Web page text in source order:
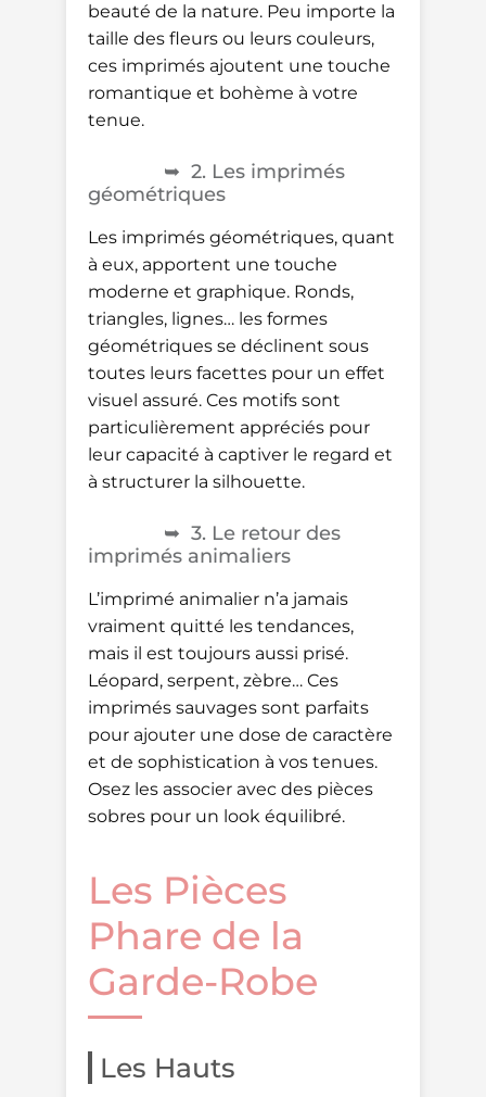
beauté de la nature. Peu importe la
taille des fleurs ou leurs couleurs,
ces imprimés ajoutent une touche
romantique et bohème à votre
tenue.
2. Les imprimés
géométriques
Les imprimés géométriques, quant
à eux, apportent une touche
moderne et graphique. Ronds,
triangles, lignes… les formes
géométriques se déclinent sous
toutes leurs facettes pour un effet
visuel assuré. Ces motifs sont
particulièrement appréciés pour
leur capacité à captiver le regard et
à structurer la silhouette.
3. Le retour des
imprimés animaliers
L’imprimé animalier n’a jamais
vraiment quitté les tendances,
mais il est toujours aussi prisé.
Léopard, serpent, zèbre… Ces
imprimés sauvages sont parfaits
pour ajouter une dose de caractère
et de sophistication à vos tenues.
Osez les associer avec des pièces
sobres pour un look équilibré.
Les Pièces
Phare de la
Garde-Robe
Les Hauts